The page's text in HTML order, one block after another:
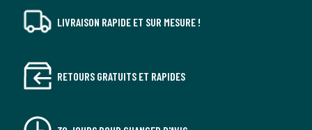
LIVRAISON RAPIDE ET SUR MESURE !
RETOURS GRATUITS ET RAPIDES